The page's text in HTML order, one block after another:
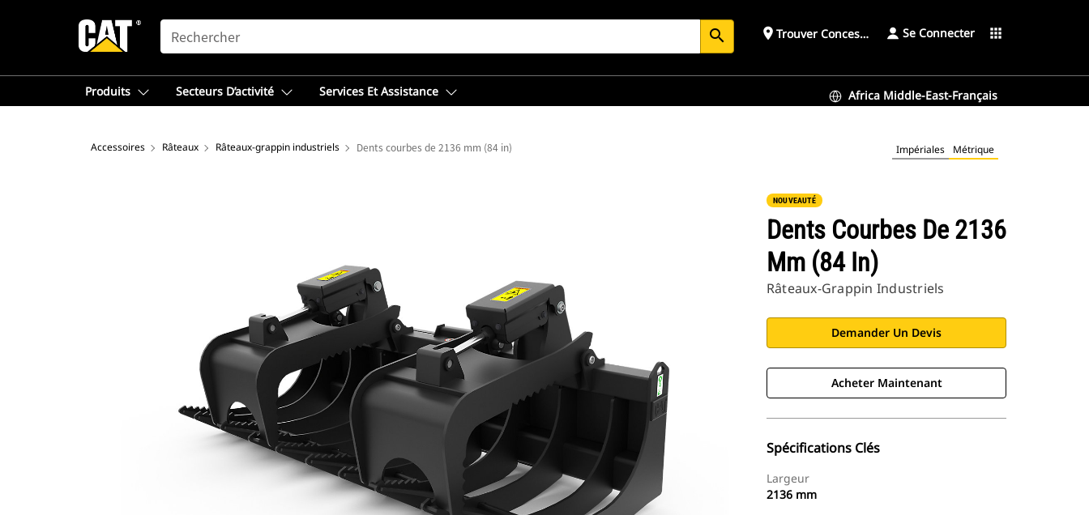
SEARCH search place Trouver ConcessionnaireSe Connecter apps
Produits Secteurs D’activité Services Et Assistance Africa Middle-East-Français
Accessoires Râteaux Râteaux-grappin industriels Dents courbes de 2136 mm (84 in) Impériales Métrique
NOUVEAUTÉ
Dents Courbes De 2136
Mm (84 In)
Râteaux-Grappin Industriels
Demander Un Devis
Acheter Maintenant
Spécifications Clés
Largeur
2136 mm